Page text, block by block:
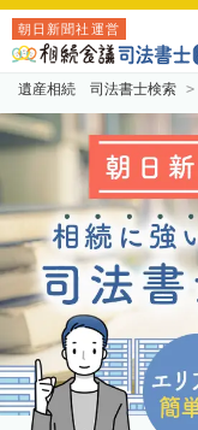
朝日新聞社運営
遺産相続 司法書士検索